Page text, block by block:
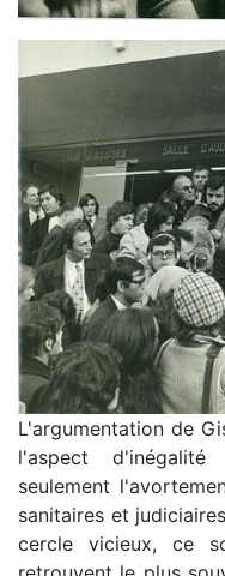
L'argumentation de
l'aspect
seulement
sanitaires et
cercle vicieux, ce